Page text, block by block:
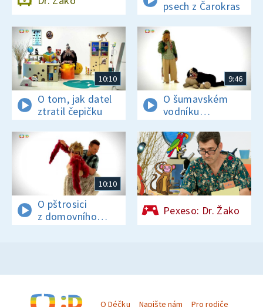
psech z Čarokras
10:10
O tom, jak datel
ztratil čepičku
9:46
O šumavském
vodníku
divousovi
10:10
O pštrosici
z domovního
znamení
Pexeso: Dr. Žako
O Déčku Napište nám Pro rodiče